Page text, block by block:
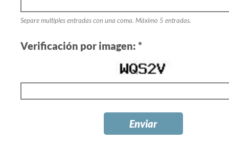
Separe multiples entradas con una coma. Máximo 5 entradas.
Verificación por imagen: *